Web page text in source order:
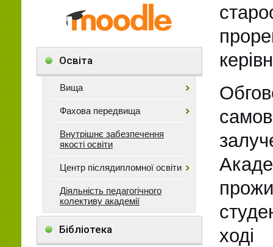
Освіта
Вища
Фахова передвища
Внутрішнє забезпечення
якості освіти
Центр післядипломної освіти
Діяльність педагогічного
колективу академії
Бібліотека
ході